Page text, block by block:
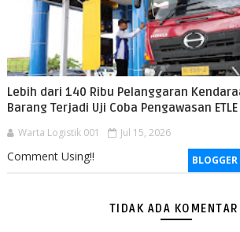
Lebih dari 140 Ribu Pelanggaran
Barang Terjadi Uji Coba Pengawasan
Warta Logistik 001 Jul 15, 2026
BLOGGER
Comment Using!!
TIDAK ADA